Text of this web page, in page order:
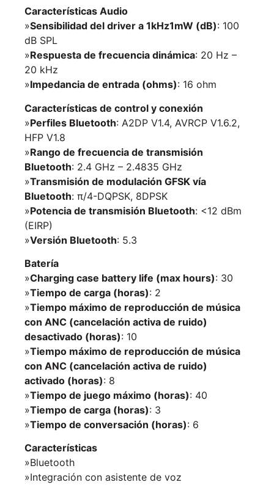
Características Audio
»Sensibilidad del driver a 1kHz1mW (dB): 100
dB SPL
»Respuesta de frecuencia dinámica: 20 Hz –
20 kHz
»Impedancia de entrada (ohms): 16 ohm
Características de control y conexión
»Perfiles Bluetooth: A2DP V1.4, AVRCP V1.6.2,
HFP V1.8
»Rango de frecuencia de transmisión
Bluetooth: 2.4 GHz – 2.4835 GHz
»Transmisión de modulación GFSK vía
Bluetooth: π/4-DQPSK, 8DPSK
»Potencia de transmisión Bluetooth: <12 dBm
(EIRP)
»Versión Bluetooth: 5.3
Batería
»Charging case battery life (max hours): 30
»Tiempo de carga (horas): 2
»Tiempo máximo de reproducción de música
con ANC (cancelación activa de ruido)
desactivado (horas): 10
»Tiempo máximo de reproducción de música
con ANC (cancelación activa de ruido)
activado (horas): 8
»Tiempo de juego máximo (horas): 40
»Tiempo de carga (horas): 3
»Tiempo de conversación (horas): 6
Características
»Bluetooth
»Integración con asistente de voz